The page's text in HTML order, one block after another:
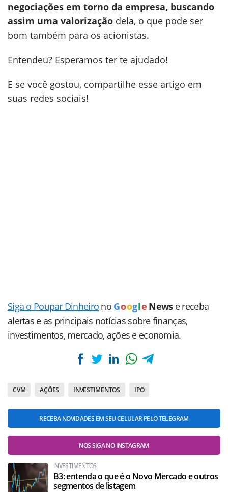
negociações em torno da empresa, buscando
assim uma valorização dela, o que pode ser
bom também para os acionistas.
Entendeu? Esperamos ter te ajudado!
E se você gostou, compartilhe esse artigo em
suas redes sociais!
Siga o Poupar Dinheiro no Goog le News e receba
alertas e as principais notícias sobre finanças,
investimentos, mercado, ações e economia.
CVM AÇÕES INVESTIMENTOS IPO
RECEBA NOVIDADES EM SEU CELULAR PELO TELEGRAM
NOS SIGA NO INSTAGRAM
INVESTIMENTOS
B3: entenda o que é o Novo Mercado e outros
segmentos de listagem